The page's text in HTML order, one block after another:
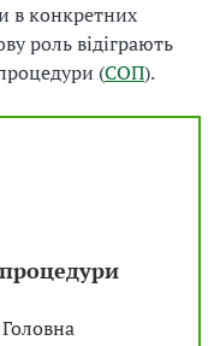
в конкретних
роль відіграють
(СОП).